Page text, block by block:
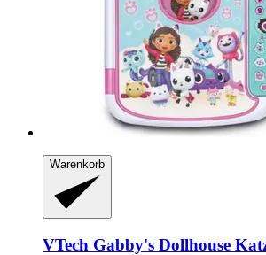
Warenkorb
VTech Gabby's Dollhouse